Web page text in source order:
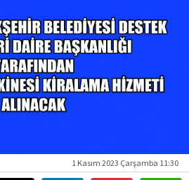
1 Kasım 2023 Çarşamba 11:30